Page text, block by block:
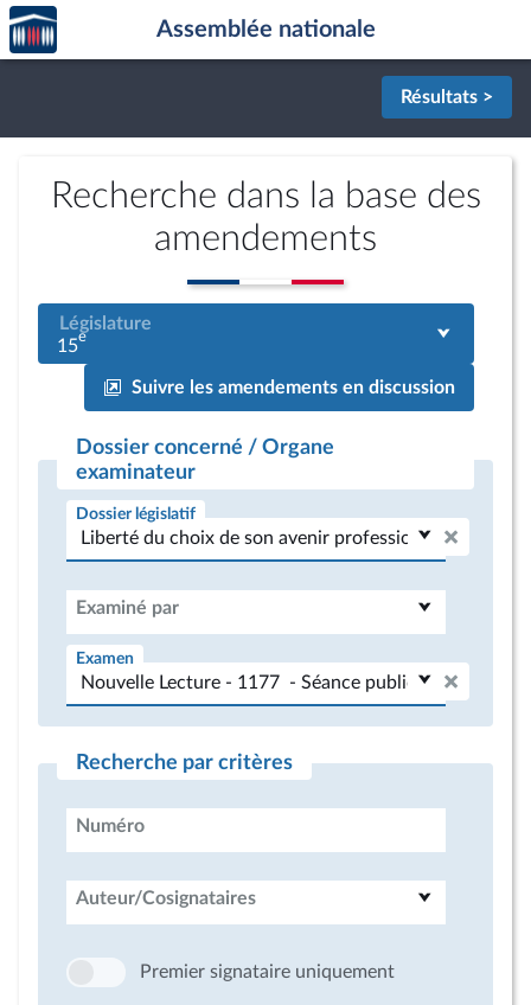
Aller au contenu
Aller en bas de la page
Accèder
à la
page
Assemblée nationale
Résultats >
Recherche dans la base des
amendements
Législature
15e
Suivre les amendements en discussion
Dossier concerné / Organe
examinateur
Dossier législatif
Examiné par
Examen
Recherche par critères
Numéro
Auteur/Cosignataires
Premier signataire uniquement